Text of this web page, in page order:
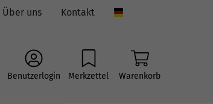
Über uns Kontakt
Benutzerlogin Merkzettel Warenkorb